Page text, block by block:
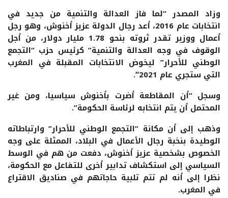
وزاد المصدر “لما فاز العدالة والتنمية من جديد في
انتخابات عام 2016، أعد رجال الدولة عزيز أخنوش، وهو رجل
أعمال ووزير تقدر ثروته بنحو 1.78 مليار دولار، من أجل
الوقوف في وجه العدالة والتنمية” كرئيس حزب “التجمع
الوطني للأحرار” ليخوض الانتخابات المقبلة في المغرب
التي ستجري عام 2021″.
وسجل “أن المقاطعة أضرت بأخنوش سياسيا، ومن غير
المحتمل أن يتم انتخابه لرئاسة الحكومة”.
وذهب إلى أن مكانة “التجمع الوطني للأحرار” وارتباطاته
الوطيدة بنخبة رجال الأعمال في البلاد، الممثلة على وجه
الخصوص بشخصية عزيز أخنوش، دفعت من هم في الوسط
السياسي إلى استكشاف تدابير أخرى للتفاعل مع الحكومة،
نظرا إلى أنه لم تتم تلبية حاجاتهم في صناديق الاقتراع
في المغرب.